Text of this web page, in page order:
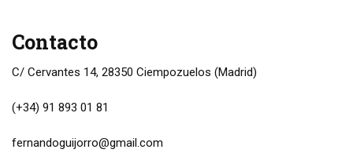
Contacto
C/ Cervantes 14, 28350 Ciempozuelos (Madrid)
(+34) 91 893 01 81
fernandoguijorro@gmail.com